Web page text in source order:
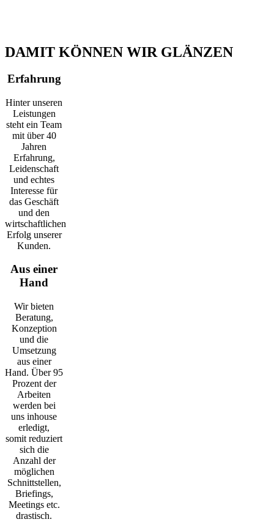
DAMIT KÖNNEN WIR GLÄNZEN
Erfahrung
Hinter unseren
Leistungen
steht ein Team
mit über 40
Jahren
Erfahrung,
Leidenschaft
und echtes
Interesse für
das Geschäft
und den
wirtschaftlichen
Erfolg unserer
Kunden.
Aus einer
Hand
Wir bieten
Beratung,
Konzeption
und die
Umsetzung
aus einer
Hand. Über 95
Prozent der
Arbeiten
werden bei
uns inhouse
erledigt,
somit reduziert
sich die
Anzahl der
möglichen
Schnittstellen,
Briefings,
Meetings etc.
drastisch.